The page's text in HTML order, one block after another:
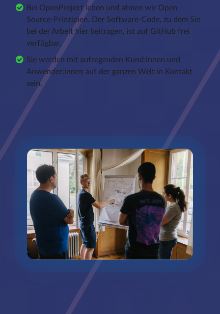
Bei OpenProject leben und atmen wir Open
Source-Prinzipien. Der Software-Code, zu dem Sie
bei der Arbeit hier beitragen, ist auf GitHub frei
verfügbar.
Sie werden mit aufregenden Kund:innen und
Anwender:innen auf der ganzen Welt in Kontakt
sein.